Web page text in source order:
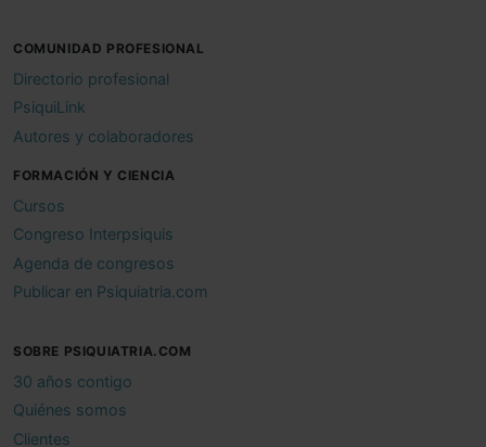
COMUNIDAD PROFESIONAL
Directorio profesional
PsiquiLink
Autores y colaboradores
FORMACIÓN Y CIENCIA
Cursos
Congreso Interpsiquis
Agenda de congresos
Publicar en Psiquiatria.com
SOBRE PSIQUIATRIA.COM
30 años contigo
Quiénes somos
Clientes